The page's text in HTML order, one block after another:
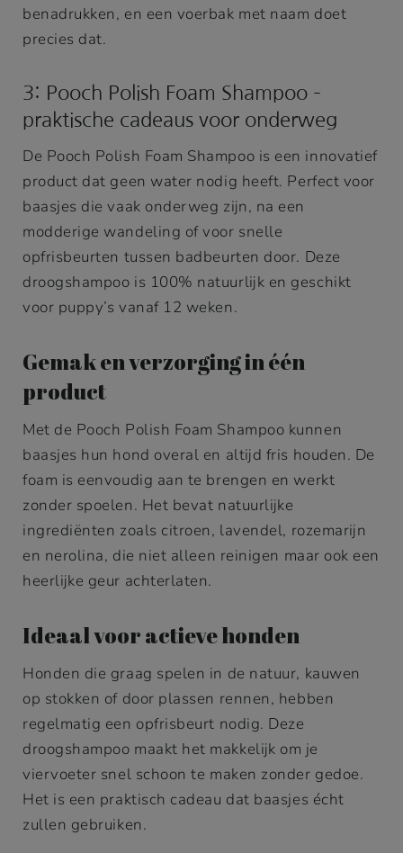
benadrukken, en een voerbak met naam doet
precies dat.
3: Pooch Polish Foam Shampoo –
praktische cadeaus voor onderweg
De Pooch Polish Foam Shampoo is een innovatief
product dat geen water nodig heeft. Perfect voor
baasjes die vaak onderweg zijn, na een
modderige wandeling of voor snelle
opfrisbeurten tussen badbeurten door. Deze
droogshampoo is 100% natuurlijk en geschikt
voor puppy’s vanaf 12 weken.
Gemak en verzorging in één
product
Met de Pooch Polish Foam Shampoo kunnen
baasjes hun hond overal en altijd fris houden. De
foam is eenvoudig aan te brengen en werkt
zonder spoelen. Het bevat natuurlijke
ingrediënten zoals citroen, lavendel, rozemarijn
en nerolina, die niet alleen reinigen maar ook een
heerlijke geur achterlaten.
Ideaal voor actieve honden
Honden die graag spelen in de natuur, kauwen
op stokken of door plassen rennen, hebben
regelmatig een opfrisbeurt nodig. Deze
droogshampoo maakt het makkelijk om je
viervoeter snel schoon te maken zonder gedoe.
Het is een praktisch cadeau dat baasjes écht
zullen gebruiken.